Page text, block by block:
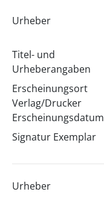
Urheber
Titel- und
Urheberangaben
Erscheinungsort
Verlag/Drucker
Erscheinungsdatum
Signatur Exemplar
Urheber